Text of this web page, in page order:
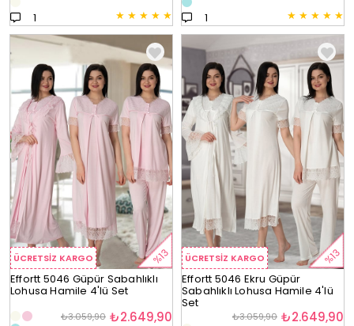
★ ★ ★ ★ ★
1 ★ ★ ★ ★ ★
1
ÜCRETSIZ KARGO %13
Effortt 5046 Güpür Sabahlıklı
Lohusa Hamile 4'lü Set
₺2.649,90
₺3.059,90
ÜCRETSIZ KARGO %13
Effortt 5046 Ekru Güpür
Sabahlıklı Lohusa Hamile 4'lü
Set
₺2.649,90
₺3.059,90